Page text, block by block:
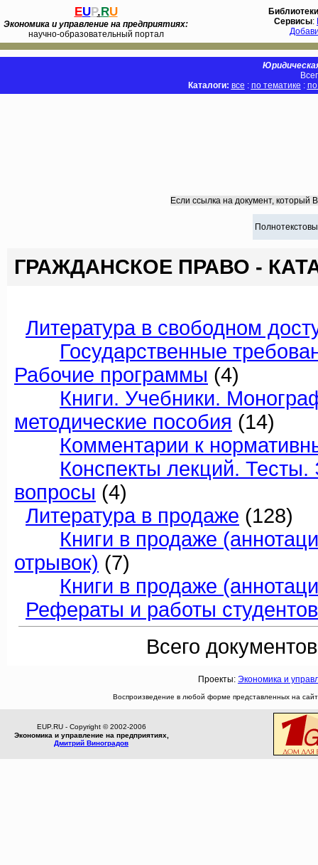
EUP.RU
Экономика и управление на предприятиях:
научно-образовательный портал
Библиотеки
Сервисы:
Каталоги: все : по тематике :
Если ссылка на документ, который
ГРАЖДАНСКОЕ ПРАВО -
Литература в свободном
Государственные
Рабочие программы (4)
Книги. Учебники.
методические пособия (14)
Комментарии к
Конспекты лекций.
вопросы (4)
Литература в продаже (128)
Книги в продаже
отрывок) (7)
Книги в продаже
Рефераты и работы студентов
Всего
Проекты: Экономика и
Воспроизведение в любой форме представленных на
EUP.RU - Copyright © 2002-2006
Экономика и управление на предприятиях,
Дмитрий Виноградов